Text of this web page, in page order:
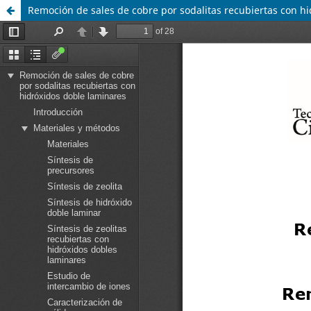
Remoción de sales de cobre por sodalitas recubiertas con